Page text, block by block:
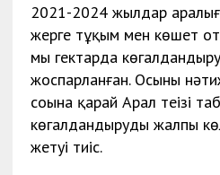
2021-2024 жылдар
жерге тұқым мен көшет
мың гектарда
жоспарланған. Осының
соңына қарай Арал теңізі
көгалдандырудың жалпы
жетуі тиіс.